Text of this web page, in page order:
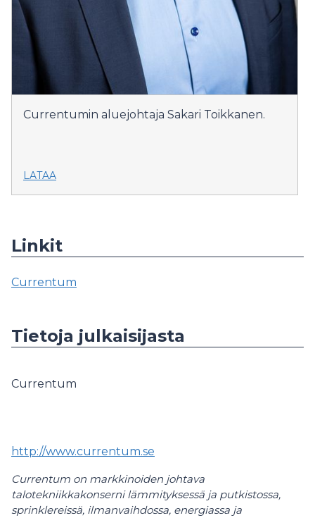
Currentumin aluejohtaja Sakari Toikkanen.
LATAA
Linkit
Currentum
Tietoja julkaisijasta
Currentum
http://www.currentum.se
Currentum on markkinoiden johtava
talotekniikkakonserni lämmityksessä ja putkistossa,
sprinklereissä, ilmanvaihdossa, energiassa ja